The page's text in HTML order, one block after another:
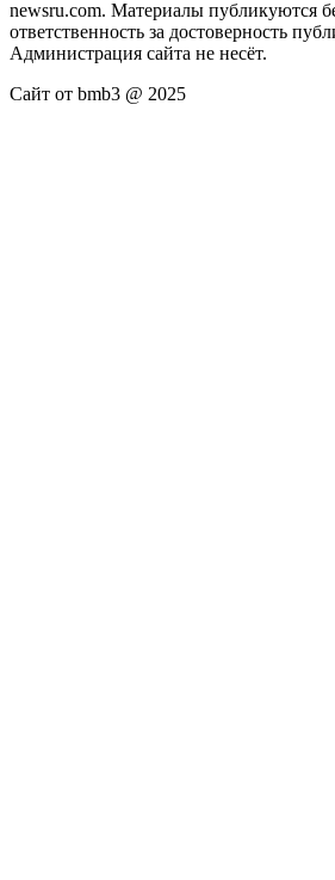
newsru.com. Материалы публикуются
ответственность за достоверность
Администрация сайта не несёт.
Сайт от bmb3 @ 2025